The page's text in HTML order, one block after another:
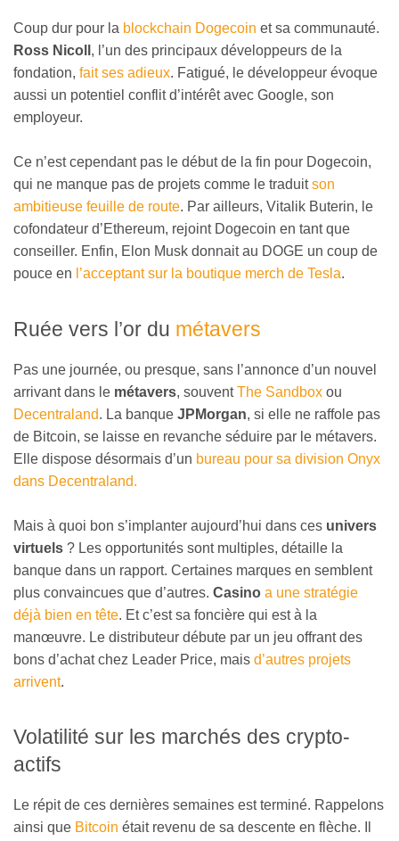
Coup dur pour la blockchain Dogecoin et sa communauté.
Ross Nicoll , l’un des principaux développeurs de la
fondation, fait ses adieux. Fatigué, le développeur évoque
aussi un potentiel conflit d’intérêt avec Google, son
employeur.
Ce n’est cependant pas le début de la fin pour Dogecoin,
qui ne manque pas de projets comme le traduitson
ambitieuse feuille de route. Par ailleurs, Vitalik Buterin, le
cofondateur d’Ethereum, rejoint Dogecoin en tant que
conseiller. Enfin, Elon Musk donnait au DOGE un coup de
pouce en l’acceptant sur la boutique merch de Tesla.
Ruée vers l’or du métavers
Pas une journée, ou presque, sans l’annonce d’un nouvel
arrivant dans le métavers, souventThe Sandbox ou
Decentraland. La banque JPMorgan, si elle ne raffole pas
de Bitcoin, se laisse en revanche séduire par le métavers.
Elle dispose désormais d’un bureau pour sa division Onyx
dans Decentraland.
Mais à quoi bon s’implanter aujourd’hui dans ces univers
virtuels ? Les opportunités sont multiples, détaille la
banque dans un rapport. Certaines marques en semblent
plus convaincues que d’autres. Casino a une stratégie
déjà bien en tête. Et c’est sa foncière qui est à la
manœuvre. Le distributeur débute par un jeu offrant des
bons d’achat chez Leader Price, mais d’autres projets
arrivent.
Volatilité sur les marchés des crypto-
actifs
Le répit de ces dernières semaines est terminé. Rappelons
ainsi que Bitcoin était revenu de sa descente en flèche. Il